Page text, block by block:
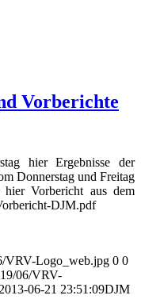
Vorberichte
hier Ergebnisse der
Donnerstag und Freitag
hier Vorbericht aus dem
DJM.pdf
VRV-Logo_web.jpg 0 0
06/VRV-
2013-06-21 23:51:09DJM